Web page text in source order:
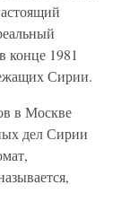
конце 1981
Сирии.
в Москве
дел Сирии